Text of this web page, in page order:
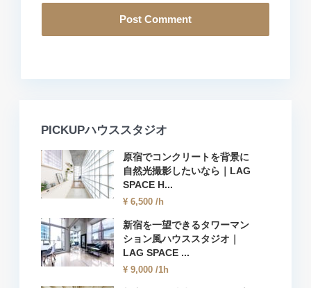
PICKUPハウススタジオ
原宿でコンクリートを背景に
自然光撮影したいなら｜LAG
SPACE H...
¥ 6,500 /h
新宿を一望できるタワーマン
ション風ハウススタジオ｜
LAG SPACE ...
¥ 9,000 /1h